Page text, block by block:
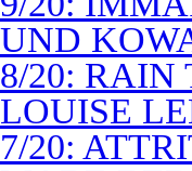
UND
8/20: RAIN
LOUISE
7/20: